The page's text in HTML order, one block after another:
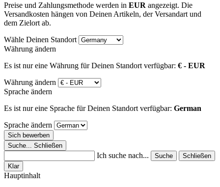
Preise und Zahlungsmethode werden in EUR angezeigt. Die
Versandkosten hängen von Deinen Artikeln, der Versandart und
dem Zielort ab.
Wähle Deinen Standort
Währung ändern
Es ist nur eine Währung für Deinen Standort verfügbar: € - EUR
Währung ändern
Sprache ändern
Es ist nur eine Sprache für Deinen Standort verfügbar: German
Sprache ändern
Sich bewerben
Suche...
Schließen
Ich suche nach... Suche
Schließen
Klar
Hauptinhalt